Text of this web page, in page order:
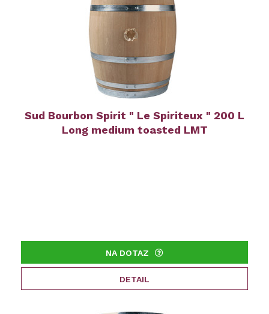
Sud Bourbon Spirit " Le Spiriteux " 200 L
Long medium toasted LMT
NA DOTAZ
DETAIL